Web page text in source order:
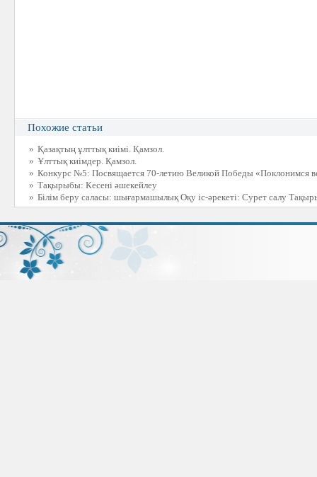
Похожие статьи
» Қазақтың ұлттық киімі. Қамзол.
» Ұлттық киімдер. Қамзол.
» Конкурс №5: Посвящается 70-летию Великой Победы «Поклонимся
» Тақырыбы: Кесені әшекейлеу
» Білім беру саласы: шығармашылық Оқу іс-әрекеті: Сурет салу